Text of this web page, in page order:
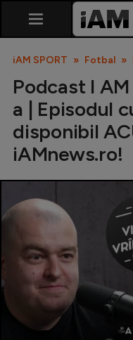
Cupa
Echipa
U21
Fotbal
iAM SPORT Fotbal
Podcast I
a | Episodul
disponibil
iAMnews.ro!